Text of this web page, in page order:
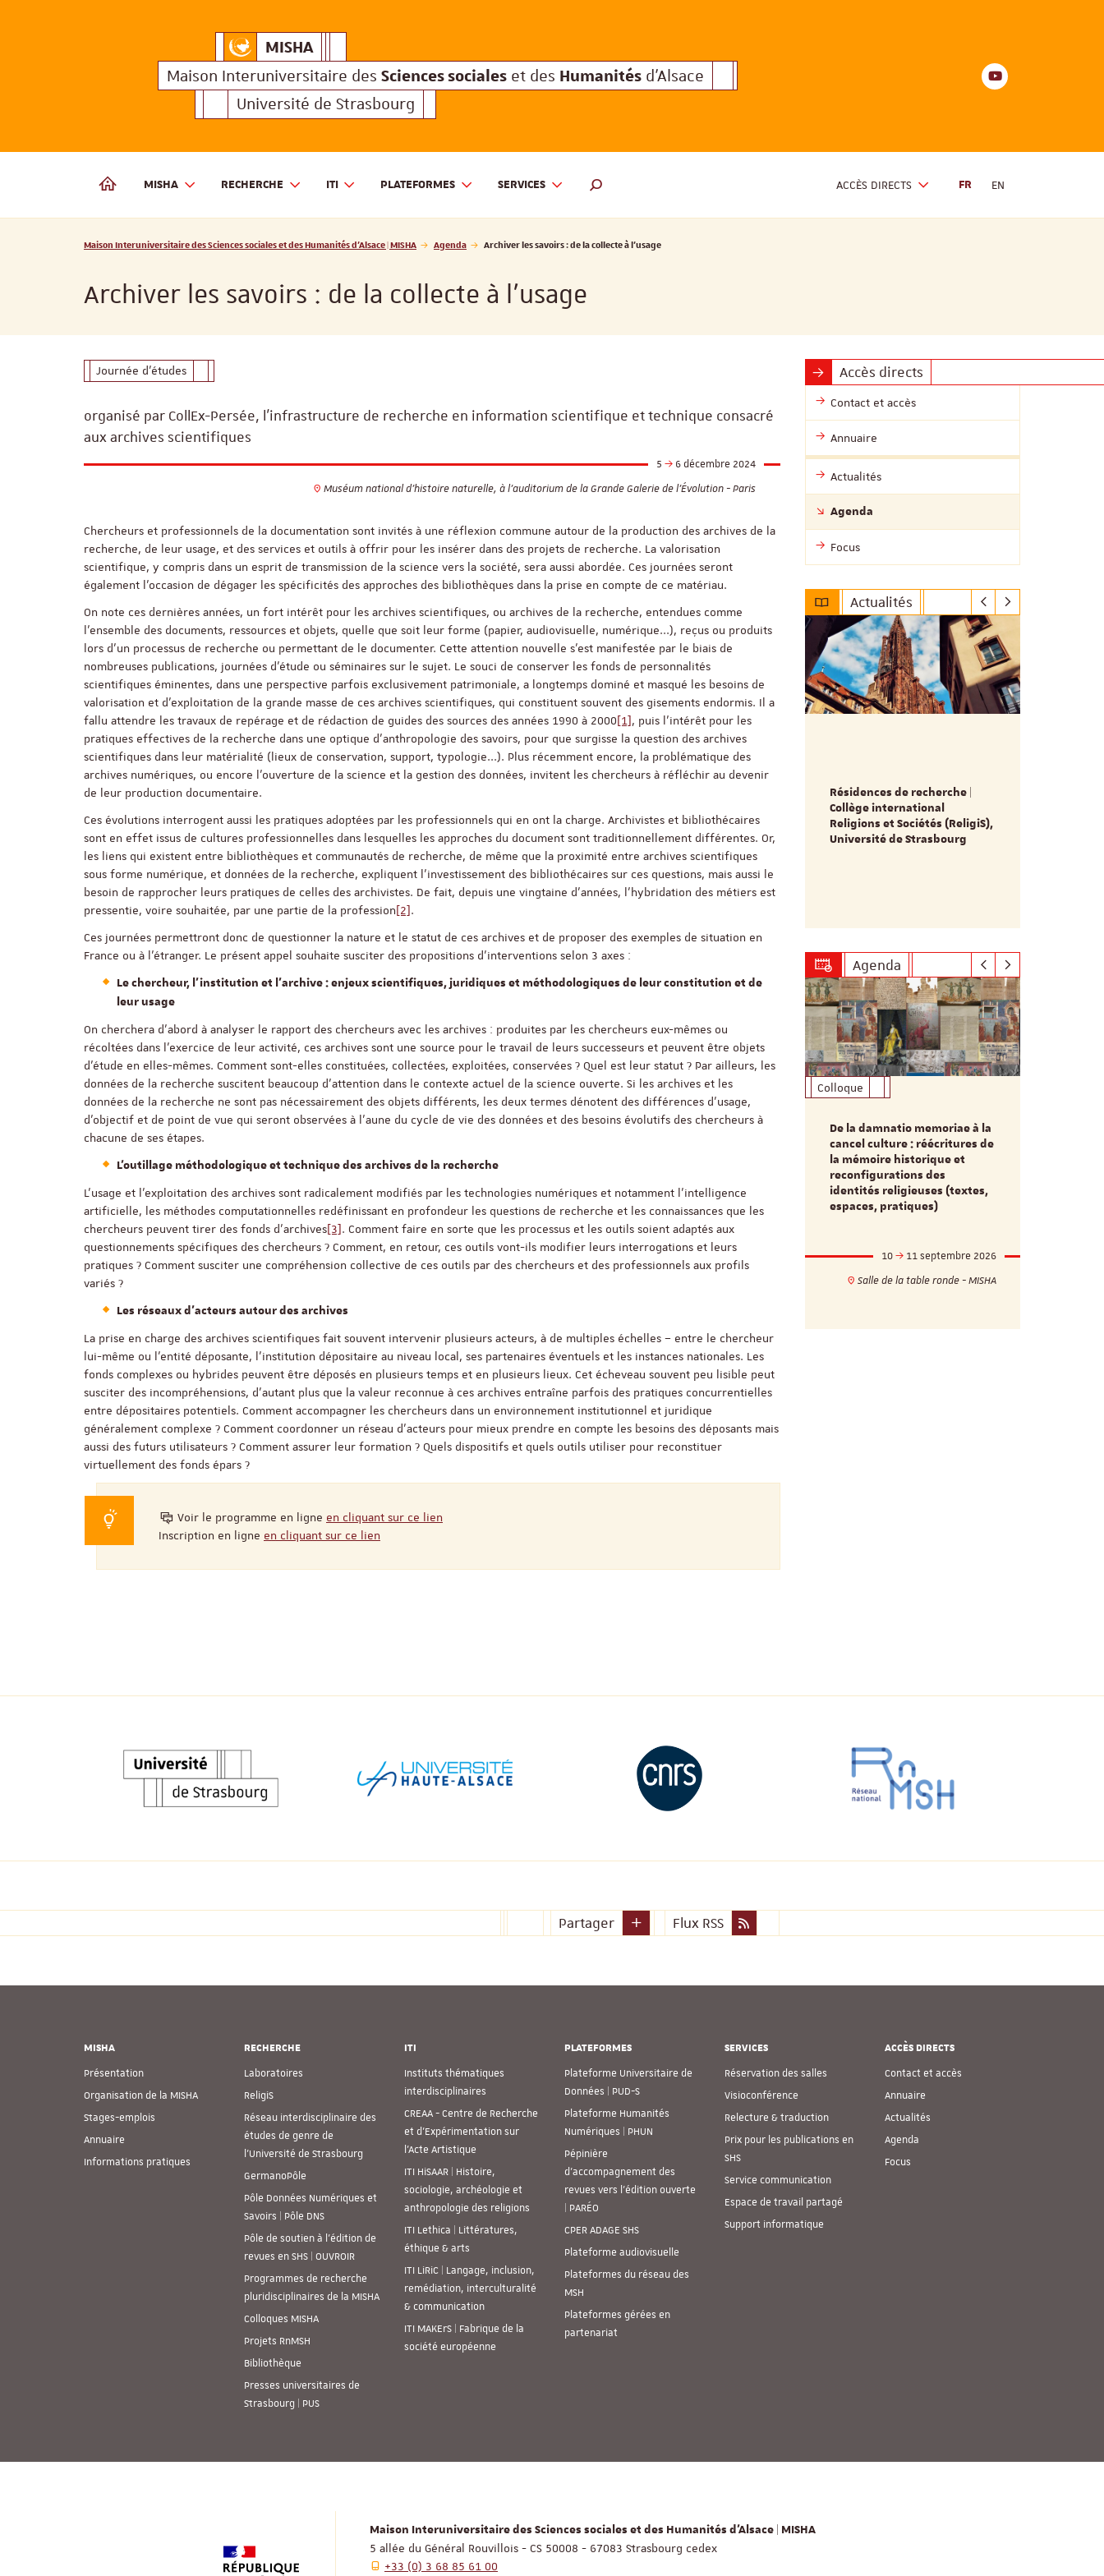
MISHAMaison Interuniversitaire des
Maison Interuniversitaire des Sciences sociales et des Humanités d'Alsace
Université de Strasbourg
Youtube
MAISON INTERUNIVERSITAIRE DES SCIENCES SOCIALES ET DES HUMANITÉS D'ALSACE | MISHA
MISHA RECHERCHE ITI PLATEFORMES SERVICES
MOTEUR DE RECHERCHE
ACCÈS DIRECTS FR EN
Maison Interuniversitaire des
Vous êtes ici :
Maison Interuniversitaire des Sciences sociales et des Humanités d'Alsace | MISHA Agenda Archiver les savoirs : de la collecte à l'usage
Archiver les savoirs : de la collecte à l'usage
Journée d'études
organisé par CollEx-Persée, l’infrastructure de recherche en information scientifique et technique consacré
aux archives scientifiques
5
6 décembre 2024
Muséum national d’histoire naturelle, à l’auditorium de la Grande Galerie de l’Évolution - Paris
Chercheurs et professionnels de la documentation sont invités à une réflexion commune autour de la production des archives de la
recherche, de leur usage, et des services et outils à offrir pour les insérer dans des projets de recherche. La valorisation
scientifique, y compris dans un esprit de transmission de la science vers la société, sera aussi abordée. Ces journées seront
également l’occasion de dégager les spécificités des approches des bibliothèques dans la prise en compte de ce matériau.
On note ces dernières années, un fort intérêt pour les archives scientifiques, ou archives de la recherche, entendues comme
l’ensemble des documents, ressources et objets, quelle que soit leur forme (papier, audiovisuelle, numérique...), reçus ou produits
lors d’un processus de recherche ou permettant de le documenter. Cette attention nouvelle s’est manifestée par le biais de
nombreuses publications, journées d’étude ou séminaires sur le sujet. Le souci de conserver les fonds de personnalités
scientifiques éminentes, dans une perspective parfois exclusivement patrimoniale, a longtemps dominé et masqué les besoins de
valorisation et d'exploitation de la grande masse de ces archives scientifiques, qui constituent souvent des gisements endormis. Il a
fallu attendre les travaux de repérage et de rédaction de guides des sources des années 1990 à 2000[1], puis l’intérêt pour les
pratiques effectives de la recherche dans une optique d’anthropologie des savoirs, pour que surgisse la question des archives
scientifiques dans leur matérialité (lieux de conservation, support, typologie...). Plus récemment encore, la problématique des
archives numériques, ou encore l’ouverture de la science et la gestion des données, invitent les chercheurs à réfléchir au devenir
de leur production documentaire.
Ces évolutions interrogent aussi les pratiques adoptées par les professionnels qui en ont la charge. Archivistes et bibliothécaires
sont en effet issus de cultures professionnelles dans lesquelles les approches du document sont traditionnellement différentes. Or,
les liens qui existent entre bibliothèques et communautés de recherche, de même que la proximité entre archives scientifiques
sous forme numérique, et données de la recherche, expliquent l’investissement des bibliothécaires sur ces questions, mais aussi le
besoin de rapprocher leurs pratiques de celles des archivistes. De fait, depuis une vingtaine d’années, l’hybridation des métiers est
pressentie, voire souhaitée, par une partie de la profession[2].
Ces journées permettront donc de questionner la nature et le statut de ces archives et de proposer des exemples de situation en
France ou à l'étranger. Le présent appel souhaite susciter des propositions d'interventions selon 3 axes :
Le chercheur, l’institution et l’archive : enjeux scientifiques, juridiques et méthodologiques de leur constitution et de
leur usage
On cherchera d’abord à analyser le rapport des chercheurs avec les archives : produites par les chercheurs eux-mêmes ou
récoltées dans l’exercice de leur activité, ces archives sont une source pour le travail de leurs successeurs et peuvent être objets
d’étude en elles-mêmes. Comment sont-elles constituées, collectées, exploitées, conservées ? Quel est leur statut ? Par ailleurs, les
données de la recherche suscitent beaucoup d’attention dans le contexte actuel de la science ouverte. Si les archives et les
données de la recherche ne sont pas nécessairement des objets différents, les deux termes dénotent des différences d’usage,
d’objectif et de point de vue qui seront observées à l’aune du cycle de vie des données et des besoins évolutifs des chercheurs à
chacune de ses étapes.
L’outillage méthodologique et technique des archives de la recherche
L’usage et l’exploitation des archives sont radicalement modifiés par les technologies numériques et notamment l’intelligence
artificielle, les méthodes computationnelles redéfinissant en profondeur les questions de recherche et les connaissances que les
chercheurs peuvent tirer des fonds d’archives[3]. Comment faire en sorte que les processus et les outils soient adaptés aux
questionnements spécifiques des chercheurs ? Comment, en retour, ces outils vont-ils modifier leurs interrogations et leurs
pratiques ? Comment susciter une compréhension collective de ces outils par des chercheurs et des professionnels aux profils
variés ?
Les réseaux d'acteurs autour des archives
La prise en charge des archives scientifiques fait souvent intervenir plusieurs acteurs, à de multiples échelles – entre le chercheur
lui-même ou l’entité déposante, l’institution dépositaire au niveau local, ses partenaires éventuels et les instances nationales. Les
fonds complexes ou hybrides peuvent être déposés en plusieurs temps et en plusieurs lieux. Cet écheveau souvent peu lisible peut
susciter des incompréhensions, d’autant plus que la valeur reconnue à ces archives entraîne parfois des pratiques concurrentielles
entre dépositaires potentiels. Comment accompagner les chercheurs dans un environnement institutionnel et juridique
généralement complexe ? Comment coordonner un réseau d’acteurs pour mieux prendre en compte les besoins des déposants mais
aussi des futurs utilisateurs ? Comment assurer leur formation ? Quels dispositifs et quels outils utiliser pour reconstituer
virtuellement des fonds épars ?
Voir le programme en ligne en cliquant sur ce lien
Inscription en ligne en cliquant sur ce lien
Accès directs
Contact et accès
Annuaire
Actualités
Agenda
Focus
Actualités
ReligiS Financement
ReligiS
Date limite de candidature : 15 mai
Résidences de recherche |
Collège international
Religions et Sociétés (ReligiS),
Université de Strasbourg
Agenda
Séminaire
17h
Colloque
De la damnatio memoriae à la
cancel culture : réécritures de
la mémoire historique et
reconfigurations des
identités religieuses (textes,
espaces, pratiques)
10
11 septembre 2026
Salle de la table ronde - MISHA
Partager Flux RSS
MISHA
Présentation
Organisation de la MISHA
Stages-emplois
Annuaire
Informations pratiques
RECHERCHE
Laboratoires
ReligiS
Réseau interdisciplinaire des
études de genre de
l’Université de Strasbourg
GermanoPôle
Pôle Données Numériques et
Savoirs | Pôle DNS
Pôle de soutien à l’édition de
revues en SHS | OUVROIR
Programmes de recherche
pluridisciplinaires de la MISHA
Colloques MISHA
Projets RnMSH
Bibliothèque
Presses universitaires de
Strasbourg | PUS
ITI
Instituts thématiques
interdisciplinaires
CREAA - Centre de Recherche
et d’Expérimentation sur
l’Acte Artistique
ITI HiSAAR | Histoire,
sociologie, archéologie et
anthropologie des religions
ITI Lethica | Littératures,
éthique & arts
ITI LiRiC | Langage, inclusion,
remédiation, interculturalité
& communication
ITI MAKErS | Fabrique de la
société européenne
PLATEFORMES
Plateforme Universitaire de
Données | PUD-S
Plateforme Humanités
Numériques | PHUN
Pépinière
d’accompagnement des
revues vers l’édition ouverte
| PARÉO
CPER ADAGE SHS
Plateforme audiovisuelle
Plateformes du réseau des
MSH
Plateformes gérées en
partenariat
SERVICES
Réservation des salles
Visioconférence
Relecture & traduction
Prix pour les publications en
SHS
Service communication
Espace de travail partagé
Support informatique
ACCÈS DIRECTS
Contact et accès
Annuaire
Actualités
Agenda
Focus
Maison Interuniversitaire des Sciences sociales et des Humanités d'Alsace | MISHA
5 allée du Général Rouvillois - CS 50008 - 67083 Strasbourg cedex
+33 (0) 3 68 85 61 00